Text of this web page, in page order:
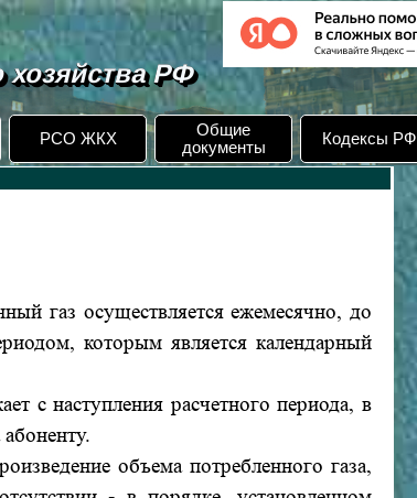
РСО ЖКХ
Общие
документы
Кодексы РФ
РФ
газ осуществляется ежемесячно, до
которым является календарный
с наступления расчетного периода, в
объема потребленного газа,